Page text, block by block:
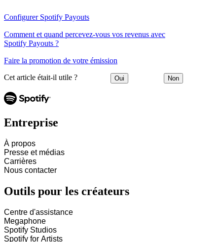
Configurer Spotify Payouts
Comment et quand percevez-vous vos revenus avec
Spotify Payouts ?
Faire la promotion de votre émission
Cet article était-il utile ? Oui Non
Entreprise
À propos
Presse et médias
Carrières
Nous contacter
Outils pour les créateurs
Centre d'assistance
Megaphone
Spotify Studios
Spotify for Artists